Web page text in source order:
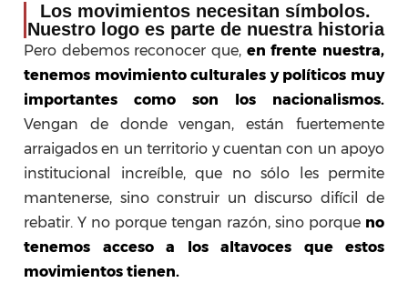
Los movimientos necesitan símbolos.
Nuestro logo es parte de nuestra historia
Pero debemos reconocer que, en frente nuestra,
tenemos movimiento culturales y políticos muy
importantes como son los nacionalismos.
Vengan de donde vengan, están fuertemente
arraigados en un territorio y cuentan con un apoyo
institucional increíble, que no sólo les permite
mantenerse, sino construir un discurso difícil de
rebatir. Y no porque tengan razón, sino porque no
tenemos acceso a los altavoces que estos
movimientos tienen.